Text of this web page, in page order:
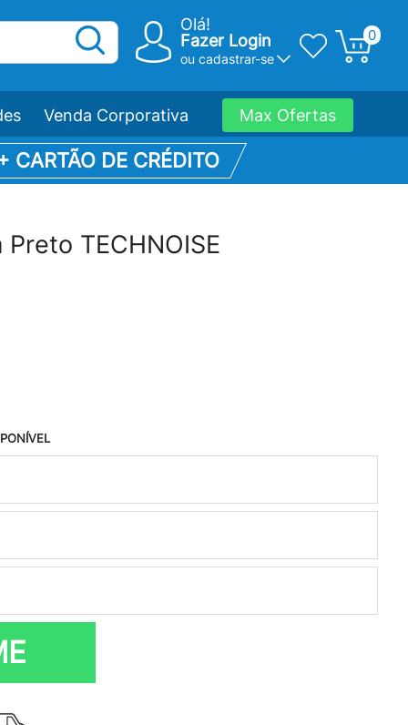
Olá!
Fazer Login
ou cadastrar-se
0
Venda Corporativa Max Ofertas
CARTÃO DE CRÉDITO
TECHNOISE